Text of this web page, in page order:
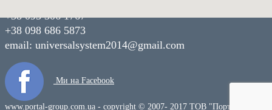
+38 095 306 1767
+38 098 686 5873
email: universalsystem2014@gmail.com
Ми на Facebook
www.portal-group.com.ua - copyright © 2007- 2017 ТОВ "Портал-Груп"